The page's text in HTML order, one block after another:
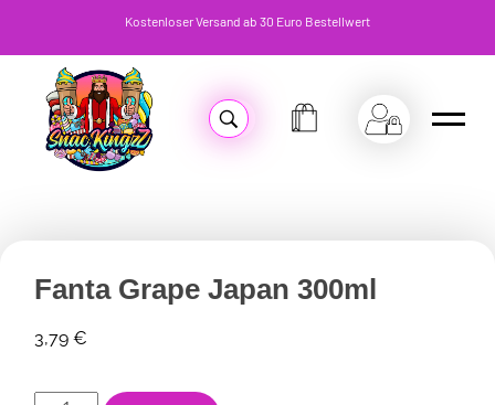
Kostenloser Versand ab 30 Euro Bestellwert
Fanta Grape Japan 300ml
3,79 €